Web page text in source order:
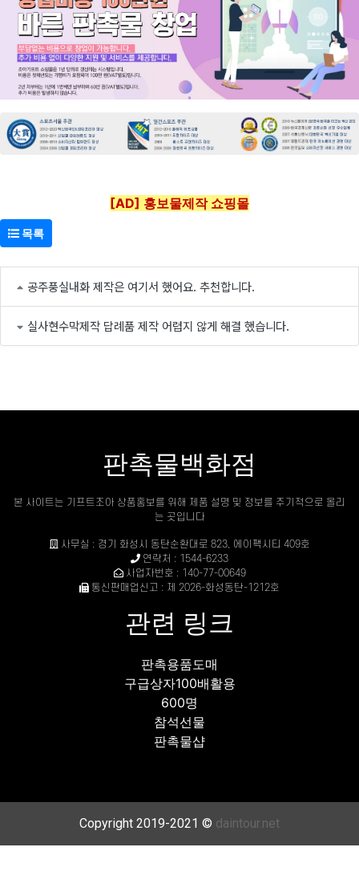
[AD] 홍보물제작 쇼핑몰
목록
공주풍실내화 제작은 여기서 했어요. 추천합니다.
실사현수막제작 답례품 제작 어렵지 않게 해결 했습니다.
판촉물백화점
본 사이트는 기프트조아 상품홍보를 위해 제품 설명 및 정보를 주기적으로 올리
는 곳입니다
사무실 : 경기 화성시 동탄순환대로 823, 에이팩시티 409호
연락처 : 1544-6233
사업자번호 : 140-77-00649
통신판매업신고 : 제 2026-화성동탄-1212호
관련 링크
판촉용품도매
구급상자100배활용
600명
참석선물
판촉물샵
Copyright 2019-2021 © daintour.net